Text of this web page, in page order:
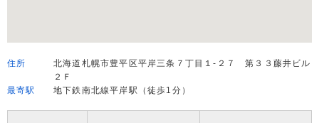
住所
北海道札幌市豊平区平岸三条７丁目１-２７ 第３３藤井ビル
２Ｆ
最寄駅
地下鉄南北線平岸駅（徒歩1分）